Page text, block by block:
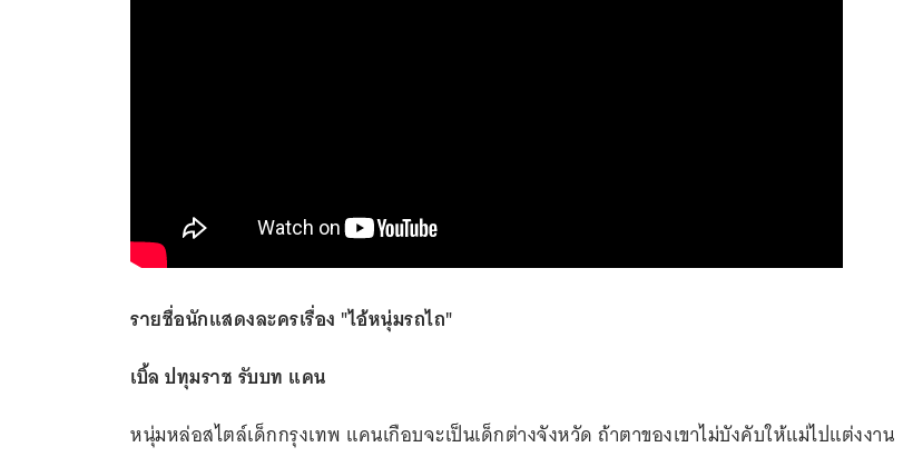
รายชื่อนักแสดงละครเรื่อง "ไอ้หนุ่มรถไถ"
เบิ้ล ปทุมราช รับบท แคน
หนุ่มหล่อสไตล์เด็กกรุงเทพ แคนเกือบจะเป็นเด็กต่างจังหวัด ถ้าตาของเขาไม่บังคับให้แม่ไปแต่งงาน